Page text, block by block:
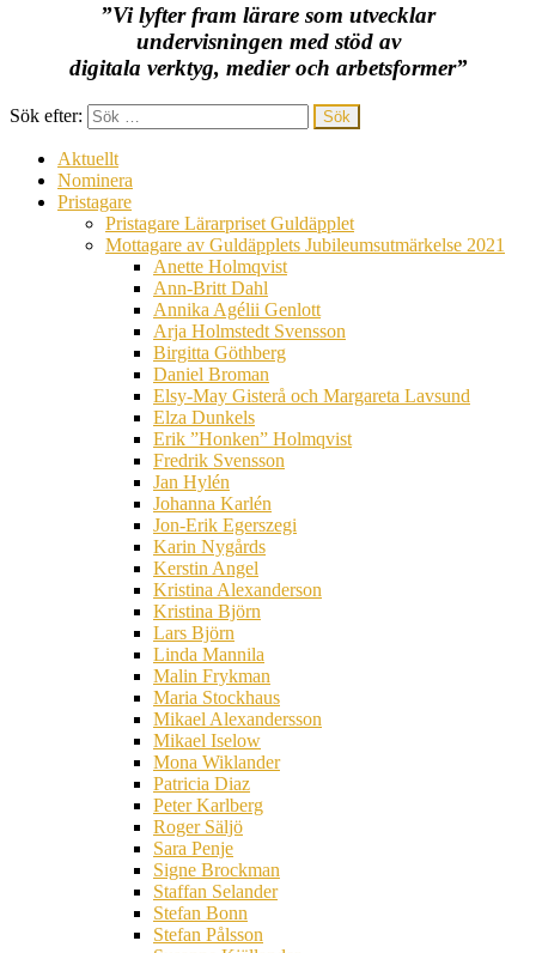
”Vi lyfter fram lärare som utvecklar
undervisningen med stöd av
digitala verktyg, medier och arbetsformer”
Sök efter:
Aktuellt
Nominera
Pristagare
Pristagare Lärarpriset Guldäpplet
Mottagare av Guldäpplets Jubileumsutmärkelse 2021
Anette Holmqvist
Ann-Britt Dahl
Annika Agélii Genlott
Arja Holmstedt Svensson
Birgitta Göthberg
Daniel Broman
Elsy-May Gisterå och Margareta Lavsund
Elza Dunkels
Erik ”Honken” Holmqvist
Fredrik Svensson
Jan Hylén
Johanna Karlén
Jon-Erik Egerszegi
Karin Nygårds
Kerstin Angel
Kristina Alexanderson
Kristina Björn
Lars Björn
Linda Mannila
Malin Frykman
Maria Stockhaus
Mikael Alexandersson
Mikael Iselow
Mona Wiklander
Patricia Diaz
Peter Karlberg
Roger Säljö
Sara Penje
Signe Brockman
Staffan Selander
Stefan Bonn
Stefan Pålsson